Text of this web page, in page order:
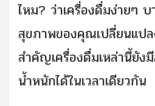
ไหม? ว่าเครื่องดื่มง่ายๆ
สุขภาพของคุณเปลี่ยนแป
สำคัญเครื่องดื่มเหล่านี้ยัง
น้ำหนักได้ในเวลาเดียวกัน